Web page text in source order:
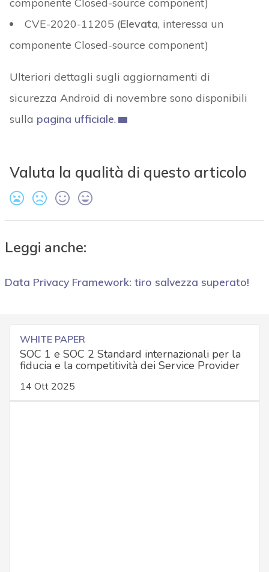
CVE-2020-11205 (Elevata, interessa un
componente Closed-source component)
Ulteriori dettagli sugli aggiornamenti di
sicurezza Android di novembre sono disponibili
sulla pagina ufficiale.
Valuta la qualità di questo articolo
Leggi anche:
Data Privacy Framework: tiro salvezza superato!
WHITE PAPER
SOC 1 e SOC 2 Standard internazionali per la
fiducia e la competitività dei Service Provider
14 Ott 2025